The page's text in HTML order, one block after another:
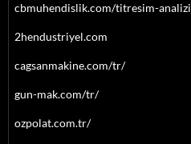
cbmuhendislik.com/titresim-analizi
2hendustriyel.com
cagsanmakine.com/tr/
gun-mak.com/tr/
ozpolat.com.tr/